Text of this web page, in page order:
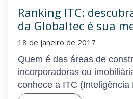
Ranking ITC:
da Globaltec é sua
18 de janeiro de 2017
Quem é das áreas de
incorporadoras ou
conhece a ITC (Inteligência